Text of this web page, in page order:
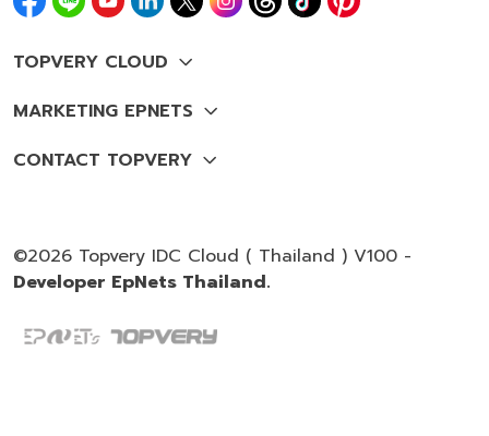
©2026 Topvery IDC Cloud ( Thailand ) V100 -
Developer EpNets Thailand.